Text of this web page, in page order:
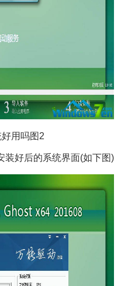
用吗图2
好后的系统界面(如下图)